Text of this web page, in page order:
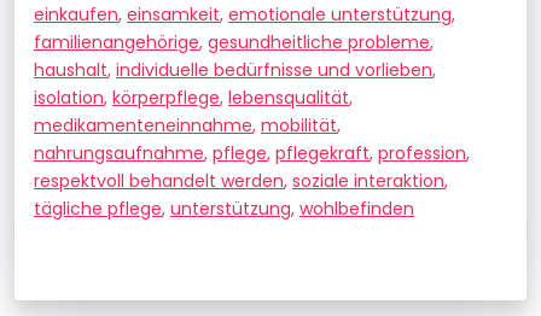
einkaufen, einsamkeit, emotionale unterstützung,
familienangehörige, gesundheitliche probleme,
haushalt, individuelle bedürfnisse und vorlieben,
isolation, körperpflege, lebensqualität,
medikamenteneinnahme, mobilität,
nahrungsaufnahme, pflege, pflegekraft, profession,
respektvoll behandelt werden, soziale interaktion,
tägliche pflege, unterstützung, wohlbefinden